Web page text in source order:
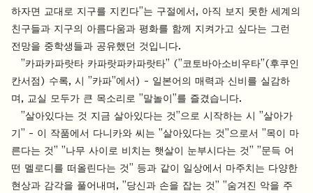
하자면 교대로 지구를 지킨다"는 구절에서, 아직 보지 못한 세계의
친구들과 지구의 아름다움과 평화를 함께 지켜가고 싶다는 그런
전망을 중학생들과 공유했던 것입니다.
"카파카파랏타 카파랏파카파랏타" ("코토바아소비우타"(후쿠인
칸서점) 수록, 시 "카파"에서) - 일본어의 매력과 신비를 실감하
며, 교실 모두가 큰 목소리로 "말놀이"를 즐겼습니다.
"살아있다는 것 지금 살아있다는 것"으로 시작하는 시 "살아가
기" - 이 작품에서 다니카와 씨는 "살아있다는 것"으로서 "목이 마
른다는 것" "나무 사이로 비치는 햇살이 눈부시다는 것" "문득 어
떤 멜로디를 떠올린다는 것" 등과 같이 일상에서 마주치는 다양한
현상과 감각을 풀어내며, "당신과 손을 잡는 것" "숨겨진 악을 주